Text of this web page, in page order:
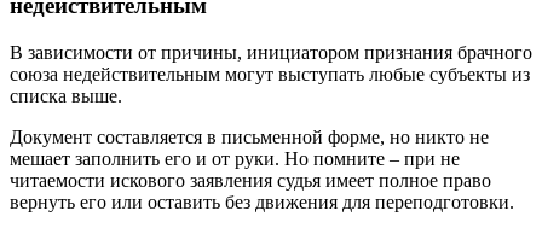
недействительным
В зависимости от причины, инициатором признания брачного
союза недействительным могут выступать любые субъекты из
списка выше.
Документ составляется в письменной форме, но никто не
мешает заполнить его и от руки. Но помните – при не
читаемости искового заявления судья имеет полное право
вернуть его или оставить без движения для переподготовки.